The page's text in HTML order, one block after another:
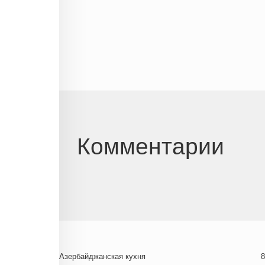
Комментарии
Азербайджанская кухня